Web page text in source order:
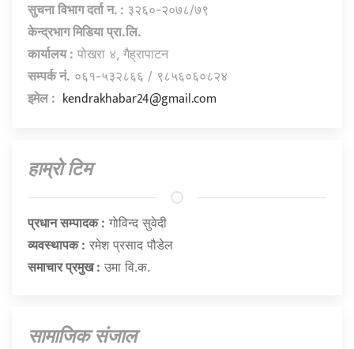
सुचना विभाग दर्ता न. : ३२६०-२०७८/७९
केन्द्रभाग मिडिया प्रा.लि.
कार्यालय : पोखरा ४, गैह्रापाटन
सम्पर्क नं. ०६१-५३२८६६ / ९८५६०६०८२४
इमेल : kendrakhabar24@gmail.com
हाम्राे टिम
प्रधान सम्पादक : गाेविन्द सुवेदी
व्यवस्थापक : रमेश प्रसाद पौडेल
समाचार प्रमुख : उमा वि.क.
सामाजिक संजाल